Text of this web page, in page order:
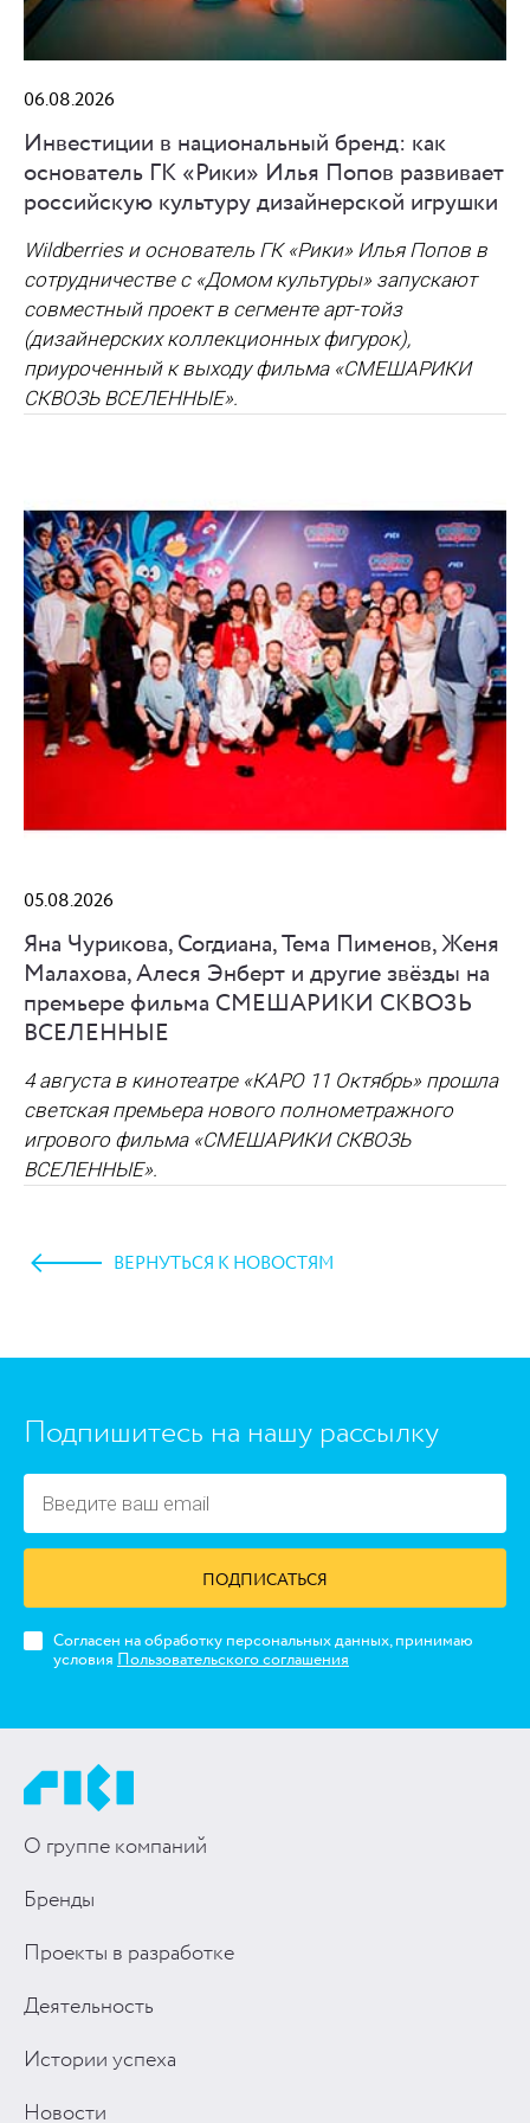
06.08.2026
Инвестиции в национальный бренд: как
основатель ГК «Рики» Илья Попов развивает
российскую культуру дизайнерской игрушки
Wildberries и основатель ГК «Рики» Илья Попов в
сотрудничестве с «Домом культуры» запускают
совместный проект в сегменте арт-тойз
(дизайнерских коллекционных фигурок),
приуроченный к выходу фильма «СМЕШАРИКИ
СКВОЗЬ ВСЕЛЕННЫЕ».
05.08.2026
Яна Чурикова, Согдиана, Тема Пименов, Женя
Малахова, Алеся Энберт и другие звёзды на
премьере фильма СМЕШАРИКИ СКВОЗЬ
ВСЕЛЕННЫЕ
4 августа в кинотеатре «КАРО 11 Октябрь» прошла
светская премьера нового полнометражного
игрового фильма «СМЕШАРИКИ СКВОЗЬ
ВСЕЛЕННЫЕ».
https://www.high-endrolex.com/45
ВЕРНУТЬСЯ К НОВОСТЯМ
Подпишитесь на нашу рассылку
ПОДПИСАТЬСЯ
Согласен на обработку персональных данных, принимаю
условия Пользовательского соглашения
О группе компаний
Бренды
Проекты в разработке
Деятельность
Истории успеха
Новости